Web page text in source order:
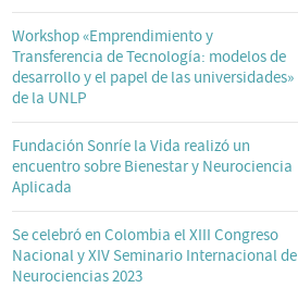
Workshop «Emprendimiento y
Transferencia de Tecnología: modelos de
desarrollo y el papel de las universidades»
de la UNLP
Fundación Sonríe la Vida realizó un
encuentro sobre Bienestar y Neurociencia
Aplicada
Se celebró en Colombia el XIII Congreso
Nacional y XIV Seminario Internacional de
Neurociencias 2023